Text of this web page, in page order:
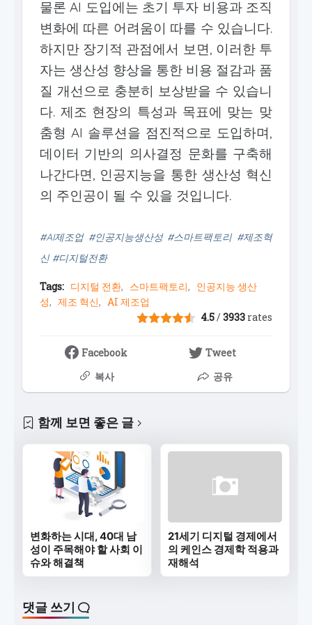
물론 AI 도입에는 초기 투자 비용과 조직
변화에 따른 어려움이 따를 수 있습니다.
하지만 장기적 관점에서 보면, 이러한 투
자는 생산성 향상을 통한 비용 절감과 품
질 개선으로 충분히 보상받을 수 있습니
다. 제조 현장의 특성과 목표에 맞는 맞
춤형 AI 솔루션을 점진적으로 도입하며,
데이터 기반의 의사결정 문화를 구축해
나간다면, 인공지능을 통한 생산성 혁신
의 주인공이 될 수 있을 것입니다.
#AI제조업 #인공지능생산성 #스마트팩토리 #제조혁
신 #디지털전환
Tags: 디지털 전환 스마트팩토리
인공지능 생산
성
제조 혁신
AI 제조업
4.5/3933 rates
Facebook
Tweet
복사
공유
함께 보면 좋은 글
변화하는 시대, 40대 남
성이 주목해야 할 사회 이
슈와 해결책
21세기 디지털 경제에서
의 케인스 경제학 적용과
재해석
댓글 쓰기